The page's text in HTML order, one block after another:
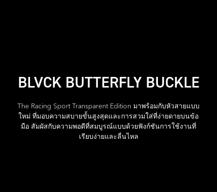
BLVCK BUTTERFLY BUCKLE
The Racing Sport Transparent Edition มาพร้อมกับหัวสายแบบ
ใหม่ ที่มอบความสบายขั้นสูงสุดและการสวมใส่ที่ง่ายดายบนข้อ
มือ สัมผัสกับความพอดีที่สมบูรณ์แบบด้วยฟังก์ชันการใช้งานที่
เรียบง่ายและลื่นไหล